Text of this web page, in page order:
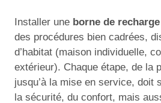
Installer une borne de
des procédures bien cadrées,
d’habitat (maison individuelle,
extérieur). Chaque étape, de la
jusqu’à la mise en service, doit
la sécurité, du confort, mais